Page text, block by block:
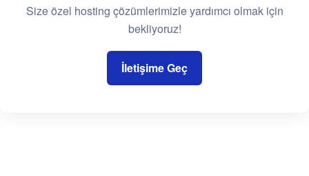
Size özel hosting çözümlerimizle yardımcı olmak için
bekliyoruz!
İletişime Geç